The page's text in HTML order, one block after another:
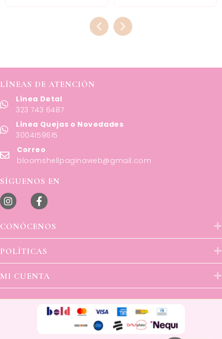
LÍNEAS DE ATENCIÓN
Línea Detal
323 743 6487
Línea Quejas o Novedades
3004159615
Correo
bloomshellpaginaweb@gmail.com
SÍGUENOS EN
CONÓCENOS
POLÍTICAS
MI CUENTA